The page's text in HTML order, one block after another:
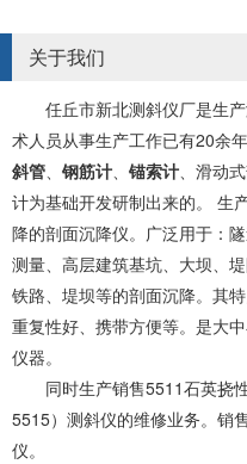
关于我们
任丘市新北测斜仪厂是生产
术人员从事生产工作已有20余
斜管、 钢筋计、 锚索计、滑动
计为基础开发研制出来的。 生
降的剖面沉降仪。广泛用于：
测量、高层建筑基坑、大坝、
铁路、堤坝等的剖面沉降。其
重复性好、携带方便等。是大
仪器。
同时生产销售5511石英挠
5515）测斜仪的维修业务。销
仪。